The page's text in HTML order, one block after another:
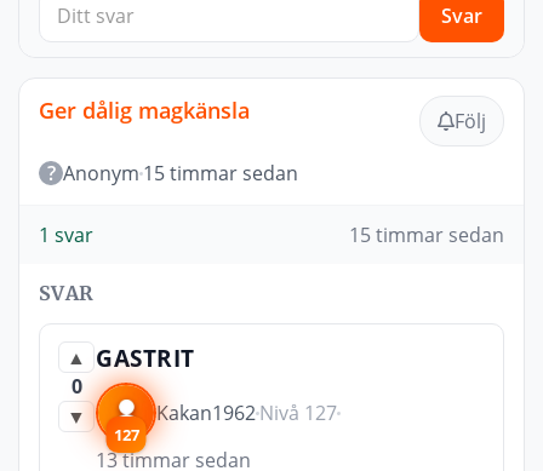
Svar
Ger dålig magkänsla
Följ
? Anonym 15 timmar sedan
1 svar 15 timmar sedan
SVAR
▲
0
▼
GASTRIT
127
Kakan1962Nivå 127
13 timmar sedan